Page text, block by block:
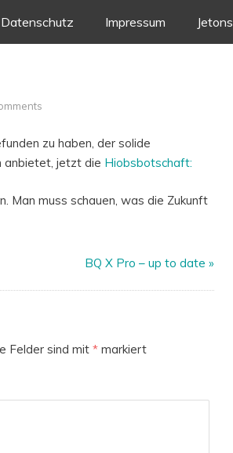
Datenschutz Impressum Jetons
zu haben, der solide
anbietet, jetzt die Hiobsbotschaft:
Man muss schauen, was die Zukunft
BQ X Pro – up to date »
Felder sind mit* markiert